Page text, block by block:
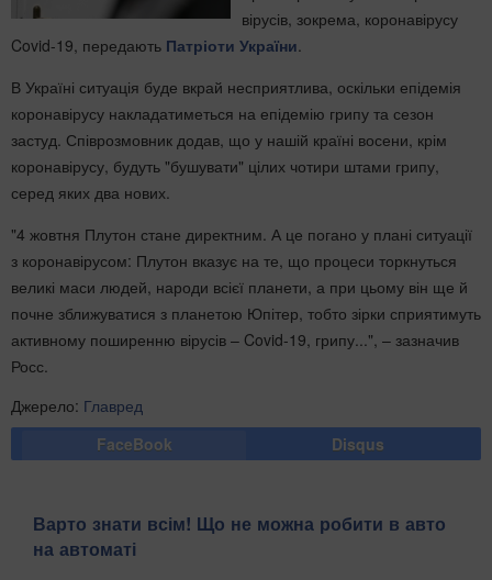
вірусів, зокрема, коронавірусу
Covid-19, передають Патріоти України.
В Україні ситуація буде вкрай несприятлива, оскільки епідемія
коронавірусу накладатиметься на епідемію грипу та сезон
застуд. Співрозмовник додав, що у нашій країні восени, крім
коронавірусу, будуть "бушувати" цілих чотири штами грипу,
серед яких два нових.
"4 жовтня Плутон стане директним. А це погано у плані ситуації
з коронавірусом: Плутон вказує на те, що процеси торкнуться
великі маси людей, народи всієї планети, а при цьому він ще й
почне зближуватися з планетою Юпітер, тобто зірки сприятимуть
активному поширенню вірусів – Covid-19, грипу...", – зазначив
Росс.
Джерело: Главред
FaceBook
Disqus
Варто знати всім! Що не можна робити в авто
на автоматі